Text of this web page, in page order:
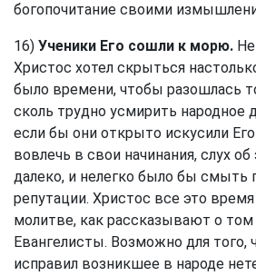
богопочитание своими
16) Ученики Его сошли к морю.
Христос хотел скрыться
было времени, чтобы разошлась
сколь трудно усмирить народное
если бы они открыто искусили
вовлечь в свои начинания, слух
далеко, и нелегко было бы смыть
репутации. Христос все это
молитве, как рассказывают о том
Евангелисты. Возможно для того,
исправил возникшее в народе